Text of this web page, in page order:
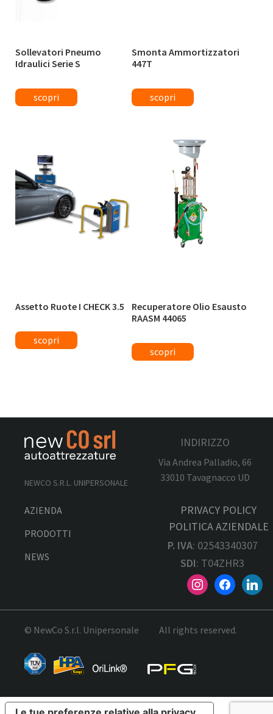
Sollevatori Pneumo
Idraulici Serie S
Smonta Ammortizzatori
447T
Assetto Ruote I CHECK 3.5
Recuperatore Olio Esausto
RAASM 44065
NEWCO S.R.L. UNIPERSONALE
INDIRIZZO
Via Andrea Palladio, 66
33010 Tavagnacco UD
AZIENDA
PRODOTTI
NEWS
PRIVACY POLICY
POLITICA AZIENDALE
P. IVA: 02543340307
SDI: T04ZHR3
© NewCo S.r.l. Unipersonale All rights reserved.